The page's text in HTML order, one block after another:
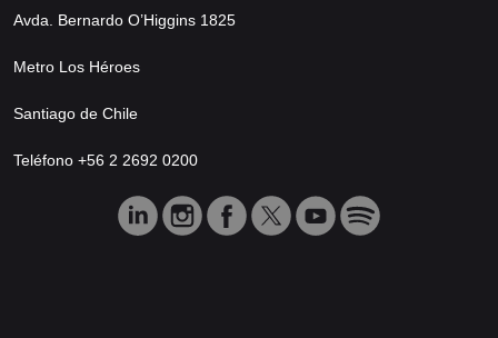
Avda. Bernardo O’Higgins 1825
Metro Los Héroes
Santiago de Chile
Teléfono +56 2 2692 0200